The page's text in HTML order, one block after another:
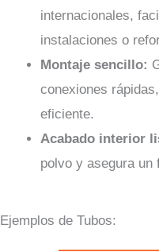
internacionales,
instalaciones o
Montaje sencillo:
conexiones
eficiente.
Acabado interior
polvo y asegura un
Ejemplos de Tubos: